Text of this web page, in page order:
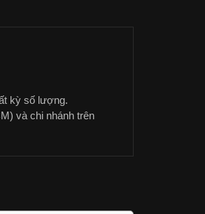
kỳ số lượng.
và chi nhánh trên